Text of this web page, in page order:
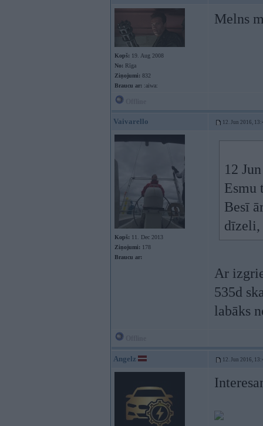
Kopš: 19. Aug 2008
No: Rīga
Ziņojumi: 832
Braucu ar: :aiwa:
Melns
Vaivarello 12. Jun 2016,
Kopš: 11. Dec 2013
Ziņojumi: 178
Braucu ar:
12
Esmu
Besī
dīzeli,
Ar
535d
labāks
Angelz 12. Jun 2016,